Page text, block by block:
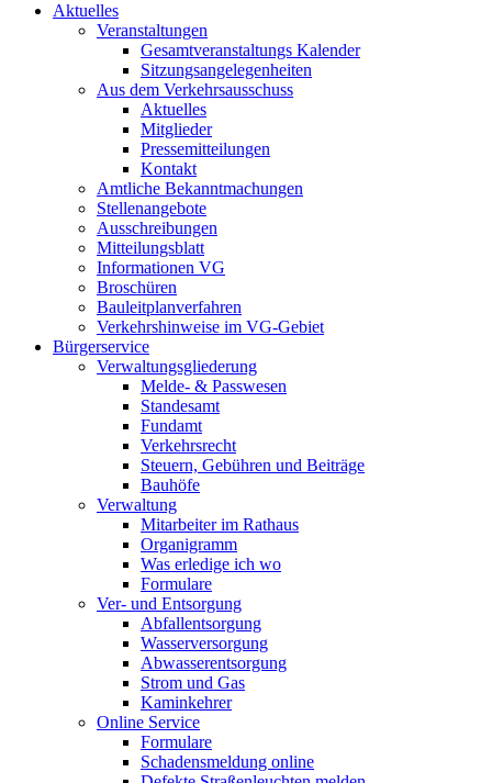
Aktuelles
Veranstaltungen
Gesamtveranstaltungs Kalender
Sitzungsangelegenheiten
Aus dem Verkehrsausschuss
Aktuelles
Mitglieder
Pressemitteilungen
Kontakt
Amtliche Bekanntmachungen
Stellenangebote
Ausschreibungen
Mitteilungsblatt
Informationen VG
Broschüren
Bauleitplanverfahren
Verkehrshinweise im VG-Gebiet
Bürgerservice
Verwaltungsgliederung
Melde- & Passwesen
Standesamt
Fundamt
Verkehrsrecht
Steuern, Gebühren und Beiträge
Bauhöfe
Verwaltung
Mitarbeiter im Rathaus
Organigramm
Was erledige ich wo
Formulare
Ver- und Entsorgung
Abfallentsorgung
Wasserversorgung
Abwasserentsorgung
Strom und Gas
Kaminkehrer
Online Service
Formulare
Schadensmeldung online